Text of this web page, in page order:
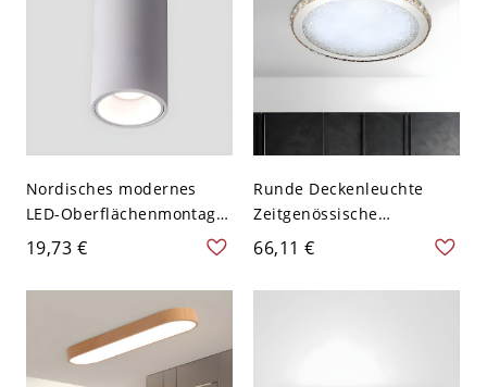
Nordisches modernes
LED-Oberflächenmontage-
Downlight Wohnzimmer-
Oberflächenmontage-
Deckenlampe - 110V-120V
Weiß Warm 10,16 cm
19,73 €
Runde Deckenleuchte
Zeitgenössische
Kristallklare LED-
Deckenbeleuchtung in
Weißlicht, 8,5" Breit
66,11 €